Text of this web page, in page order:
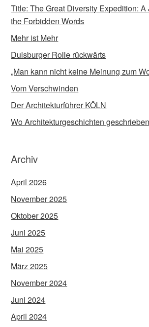
Title: The Great Diversity Expedition:
the Forbidden Words
Mehr ist Mehr
Duisburger Rolle rückwärts
„Man kann nicht keine Meinung zum
Vom Verschwinden
Der Architekturführer KÖLN
Wo Architekturgeschichten
Archiv
April 2026
November 2025
Oktober 2025
Juni 2025
Mai 2025
März 2025
November 2024
Juni 2024
April 2024